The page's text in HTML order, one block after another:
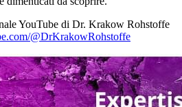
YouTube di Dr. Krakow Rohstoffe
@DrKrakowRohstoffe